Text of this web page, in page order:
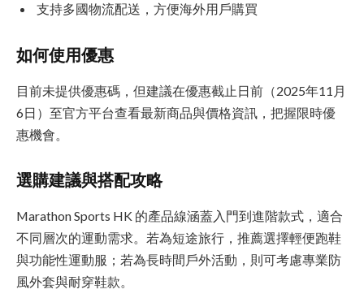
支持多國物流配送，方便海外用戶購買
如何使用優惠
目前未提供優惠碼，但建議在優惠截止日前（2025年11月
6日）至官方平台查看最新商品與價格資訊，把握限時優
惠機會。
選購建議與搭配攻略
Marathon Sports HK 的產品線涵蓋入門到進階款式，適合
不同層次的運動需求。若為短途旅行，推薦選擇輕便跑鞋
與功能性運動服；若為長時間戶外活動，則可考慮專業防
風外套與耐穿鞋款。